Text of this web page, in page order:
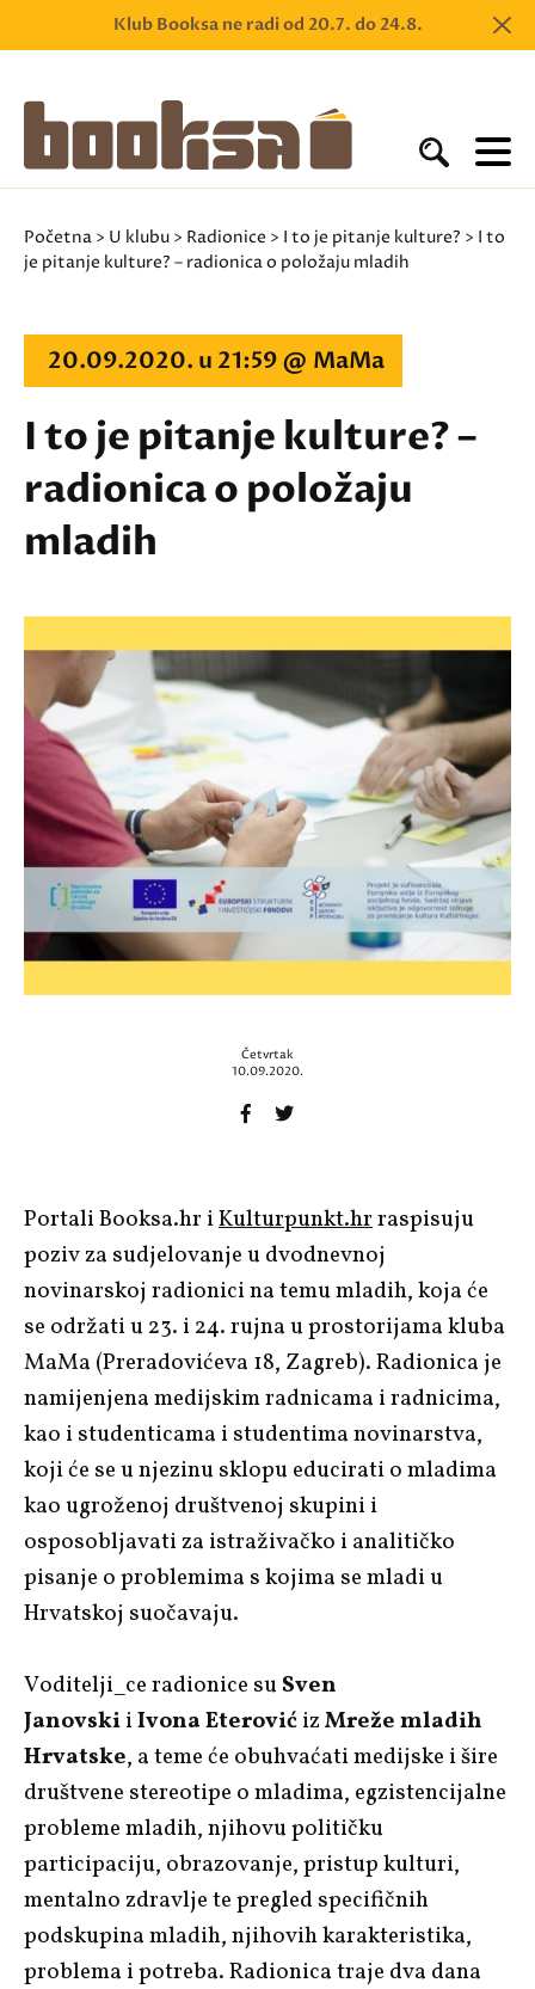
Klub Booksa ne radi od 20.7. do 24.8.
Početna > U klubu > Radionice > I to je pitanje kulture? > I to
je pitanje kulture? – radionica o položaju mladih
20.09.2020. u 21:59 @ MaMa
I to je pitanje kulture? –
radionica o položaju
mladih
Četvrtak
10.09.2020.
Portali Booksa.hr iKulturpunkt.hrraspisuju
poziv za sudjelovanje u dvodnevnoj
novinarskoj radionici na temu mladih, koja će
se održati u 23. i 24. rujna u prostorijama kluba
MaMa (Preradovićeva 18, Zagreb). Radionica je
namijenjena medijskim radnicama i radnicima,
kao i studenticama i studentima novinarstva,
koji će se u njezinu sklopu educirati o mladima
kao ugroženoj društvenoj skupini i
osposobljavati za istraživačko i analitičko
pisanje o problemima s kojima se mladi u
Hrvatskoj suočavaju.
Voditelji_ce radionice suSven
JanovskiiIvona EterovićizMreže mladih
Hrvatske, a teme će obuhvaćati medijske i šire
društvene stereotipe o mladima, egzistencijalne
probleme mladih, njihovu političku
participaciju, obrazovanje, pristup kulturi,
mentalno zdravlje te pregled specifičnih
podskupina mladih, njihovih karakteristika,
problema i potreba. Radionica traje dva dana